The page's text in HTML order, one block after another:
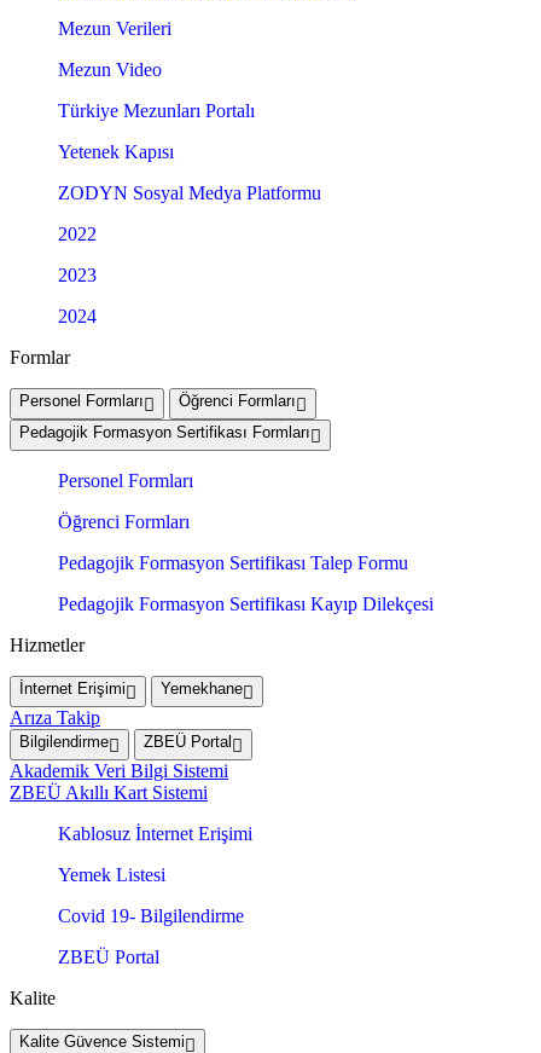
Mezun Verileri
Mezun Video
Türkiye Mezunları Portalı
Yetenek Kapısı
ZODYN Sosyal Medya Platformu
2022
2023
2024
Formlar
Personel Formları
Öğrenci Formları
Pedagojik Formasyon Sertifikası Formları
Personel Formları
Öğrenci Formları
Pedagojik Formasyon Sertifikası Talep Formu
Pedagojik Formasyon Sertifikası Kayıp Dilekçesi
Hizmetler
İnternet Erişimi Yemekhane
Arıza Takip
Bilgilendirme ZBEÜ Portal
Akademik Veri Bilgi Sistemi
ZBEÜ Akıllı Kart Sistemi
Kablosuz İnternet Erişimi
Yemek Listesi
Covid 19- Bilgilendirme
ZBEÜ Portal
Kalite
Kalite Güvence Sistemi